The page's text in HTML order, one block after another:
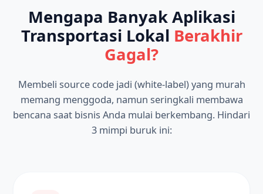
Mengapa Banyak Aplikasi
Transportasi Lokal Berakhir
Gagal?
Membeli source code jadi (white-label) yang murah
memang menggoda, namun seringkali membawa
bencana saat bisnis Anda mulai berkembang. Hindari
3 mimpi buruk ini: